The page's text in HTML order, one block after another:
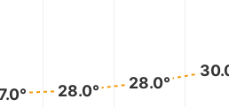
28.0° 28.0°